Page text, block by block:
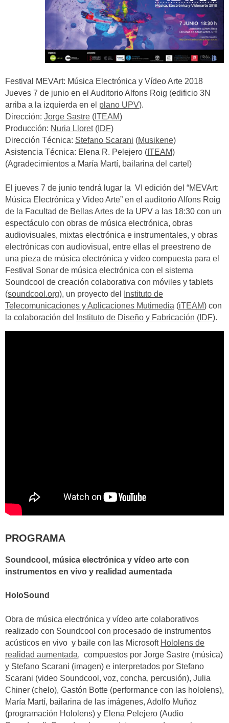
Festival MEVArt: Música Electrónica y Vídeo Arte 2018
Jueves 7 de junio en el Auditorio Alfons Roig (edificio 3N
arriba a la izquierda en el plano UPV).
Dirección: Jorge Sastre ( ITEAM)
Producción: Nuria Lloret( IDF)
Dirección Técnica: Stefano Scarani (Musikene)
Asistencia Técnica: Elena R. Pelejero ( ITEAM)
(Agradecimientos a María Martí, bailarina del cartel)
El jueves 7 de junio tendrá lugar la VI edición del “MEVArt:
Música Electrónica y Video Arte” en el auditorio Alfons Roig
de la Facultad de Bellas Artes de la UPV a las 18:30 con un
espectáculo con obras de música electrónica, obras
audiovisuales, mixtas electrónica e instrumentales, y obras
electrónicas con audiovisual, entre ellas el preestreno de
una pieza de música electrónica y video compuesta para el
Festival Sonar de música electrónica con el sistema
Soundcool de creación colaborativa con móviles y tablets
(soundcool.org), un proyecto del
Instituto de
Telecomunicaciones y Aplicaciones Mutimedia (iTEAM) con
la colaboración del
Instituto de Diseño y Fabricación ( IDF).
PROGRAMA
Soundcool, música electrónica y vídeo arte con
instrumentos en vivo y realidad aumentada
HoloSound
Obra de música electrónica y vídeo arte colaborativos
realizado con Soundcool con procesado de instrumentos
acústicos en vivo y baile con las Microsoft Hololens de
realidad aumentada, compuestos por Jorge Sastre (música)
y Stefano Scarani (imagen) e interpretados por Stefano
Scarani (video Soundcool, voz, concha, percusión), Julia
Chiner (chelo), Gastón Botte (performance con las hololens),
María Martí, bailarina de las imágenes, Adolfo Muñoz
(programación Hololens) y Elena Pelejero (Audio